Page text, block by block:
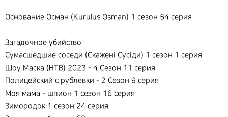
Основание Осман (Kurulus Osman) 1 сезон 54 серия
Загадочное убийство
Сумасшедшие соседи (Скаженi Сусiди) 1 сезон 1 серия
Шоу Маска (НТВ) 2023 - 4 Сезон 11 серия
Полицейский с рублёвки - 2 Сезон 9 серия
Моя мама - шпион 1 сезон 16 серия
Зимородок 1 сезон 24 серия